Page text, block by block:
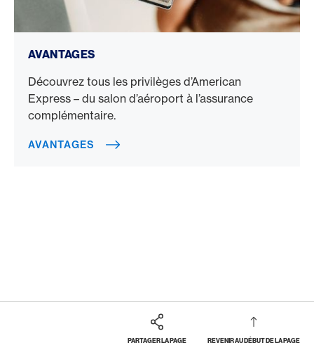
AVANTAGES
Découvrez tous les privilèges d’American
Express – du salon d’aéroport à l’assurance
complémentaire.
AVANTAGES
PARTAGER LA PAGE REVENIR AU DÉBUT DE LA PAGE